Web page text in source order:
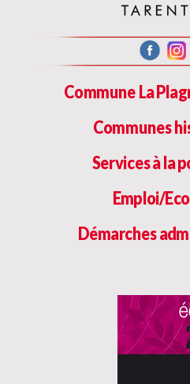
Commune La
Communes
Services à la
Emploi/
Démarches